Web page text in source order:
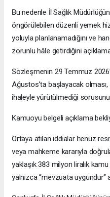
Bu nedenle İl Sağlık
öngörülebilen düzenli yemek
yoluyla planlanamadığını ve
zorunlu hâle getirdiğini
Sözleşmenin 29 Temmuz
Ağustos’ta başlayacak
ihaleyle yürütülmediği
Kamuoyu belgeli açıklama
Ortaya atılan iddialar henüz
veya mahkeme kararıyla
yaklaşık 383 milyon liralık kamu
yalnızca “mevzuata uygundur”